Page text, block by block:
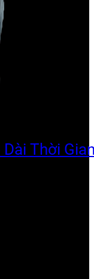
Dài Thời